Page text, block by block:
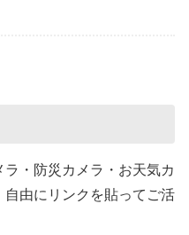
・防災カメラ・お天気カ
自由にリンクを貼ってご活